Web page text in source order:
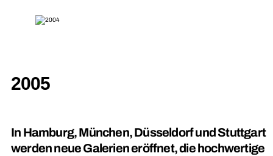
2005
In Hamburg, München, Düsseldorf und Stuttgart
werden neue Galerien eröffnet, die hochwertige